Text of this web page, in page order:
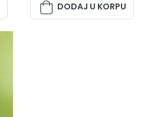
DODAJ U KORPU